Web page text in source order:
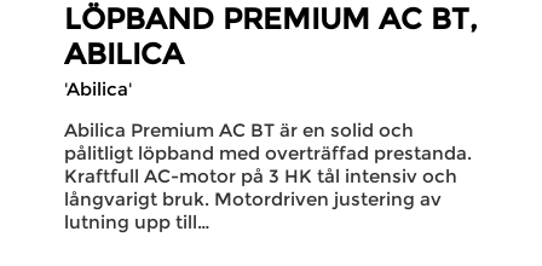
LÖPBAND PREMIUM AC BT,
ABILICA
'Abilica'
Abilica Premium AC BT är en solid och
pålitligt löpband med overträffad prestanda.
Kraftfull AC-motor på 3 HK tål intensiv och
långvarigt bruk. Motordriven justering av
lutning upp till…